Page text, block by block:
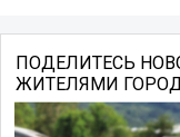
ПОДЕЛИТЕСЬ
ЖИТЕЛЯМИ